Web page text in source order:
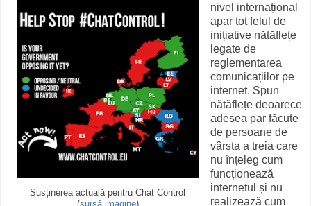
Susținerea actuală pentru Chat Control
(sursă imagine)
nivel internațional
apar tot felul de
inițiative nătăflețe
legate de
reglementarea
comunicațiilor pe
internet. Spun
nătăflețe deoarece
adesea par făcute
de persoane de
vârsta a treia care
nu înțeleg cum
funcționează
internetul și nu
realizează cum